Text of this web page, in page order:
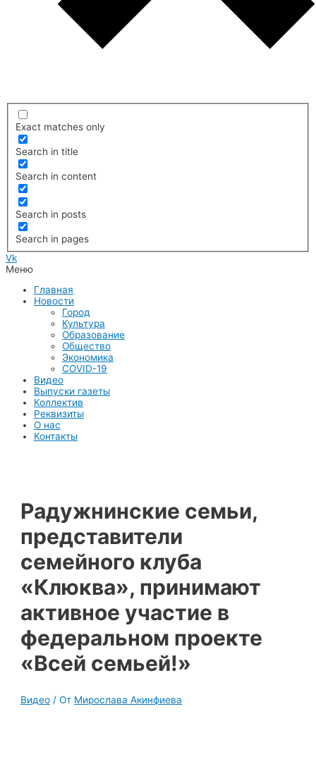
Exact matches only
Search in title
Search in content
Search in posts
Search in pages
Vk
Меню
Главная
Новости
Город
Культура
Образование
Общество
Экономика
COVID-19
Видео
Выпуски газеты
Коллектив
Реквизиты
О нас
Контакты
Радужнинские семьи,
представители
семейного клуба
«Клюква», принимают
активное участие в
федеральном проекте
«Всей семьей!»
Видео / От Мирослава Акинфиева